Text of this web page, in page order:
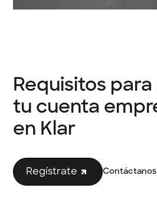
Requisitos
tu cuenta
en Klar
Regístrate Contáctanos